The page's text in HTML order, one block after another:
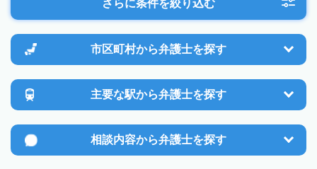
さらに条件を絞り込む
市区町村から弁護士を探す
主要な駅から弁護士を探す
相談内容から弁護士を探す